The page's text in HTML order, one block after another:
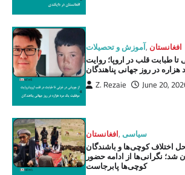
آموزش و تحصیلات, افغانستان
تا طبابت قلب در اروپا؛ روایت
در روز جهانی پناهندگان
Z. Rezaie June 20,
افغانستان,سیاسی
اختلاف کوچی‌ها و باشندگان
شد؛ نگرانی‌ها از ادامه حضور
کوچی‌ها پابرجاست